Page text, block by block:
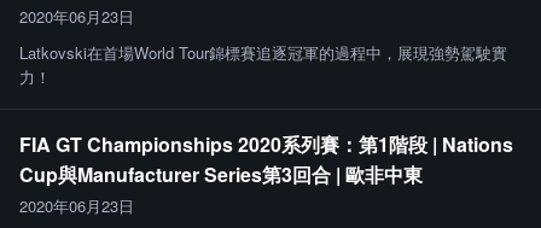
2020年06月23日
Latkovski在首場World Tour錦標賽追逐冠軍的過程中，展現強勢駕駛實
力！
FIA GT Championships 2020系列賽：第1階段 | Nations
Cup與Manufacturer Series第3回合 | 歐非中東
2020年06月23日